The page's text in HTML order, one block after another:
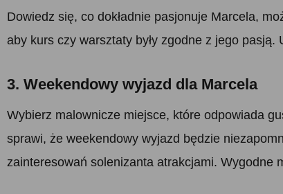
Dowiedz się, co dokładnie pasjonuje Marcela,
aby kurs czy warsztaty były zgodne z jego
3. Weekendowy wyjazd dla Marcela
Wybierz malownicze miejsce, które odpowiada
sprawi, że weekendowy wyjazd będzie
zainteresowań solenizanta atrakcjami. Wygodne